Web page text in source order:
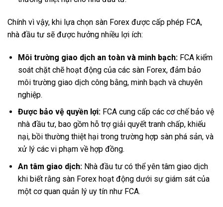
Chính vì vậy, khi lựa chọn sàn Forex được cấp phép FCA,
nhà đầu tư sẽ được hưởng nhiều lợi ích:
Môi trường giao dịch an toàn và minh bạch:FCA kiểm
soát chặt chẽ hoạt động của các sàn Forex, đảm bảo
môi trường giao dịch công bằng, minh bạch và chuyên
nghiệp.
Được bảo vệ quyền lợi:FCA cung cấp các cơ chế bảo vệ
nhà đầu tư, bao gồm hỗ trợ giải quyết tranh chấp, khiếu
nại, bồi thường thiệt hại trong trường hợp sàn phá sản, và
xử lý các vi phạm về hợp đồng.
An tâm giao dịch:Nhà đầu tư có thể yên tâm giao dịch
khi biết rằng sàn Forex hoạt động dưới sự giám sát của
một cơ quan quản lý uy tín như FCA.